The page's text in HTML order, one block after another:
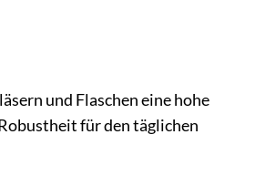
und Flaschen eine hohe
für den täglichen